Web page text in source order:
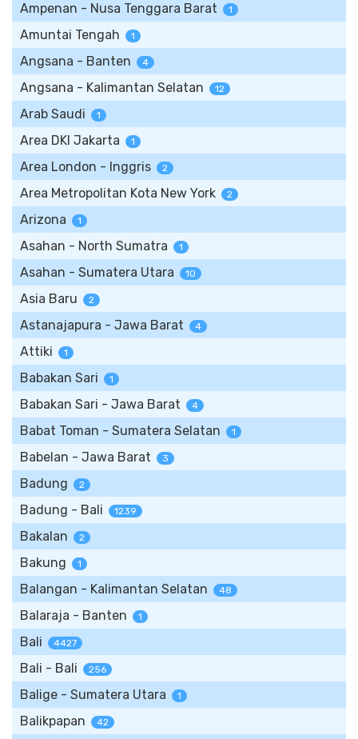
Ampenan - Nusa Tenggara Barat 1
Amuntai Tengah 1
Angsana - Banten 4
Angsana - Kalimantan Selatan 12
Arab Saudi 1
Area DKI Jakarta 1
Area London - Inggris 2
Area Metropolitan Kota New York 2
Arizona 1
Asahan - North Sumatra 1
Asahan - Sumatera Utara 10
Asia Baru 2
Astanajapura - Jawa Barat 4
Attiki 1
Babakan Sari 1
Babakan Sari - Jawa Barat 4
Babat Toman - Sumatera Selatan 1
Babelan - Jawa Barat 3
Badung 2
Badung - Bali 1239
Bakalan 2
Bakung 1
Balangan - Kalimantan Selatan 48
Balaraja - Banten 1
Bali 4427
Bali - Bali 256
Balige - Sumatera Utara 1
Balikpapan 42